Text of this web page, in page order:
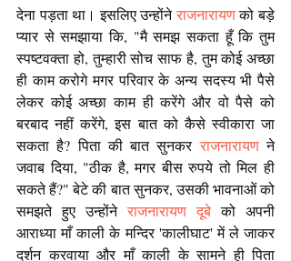
देना पड़ता था। इसलिए उन्होंने राजनारायण को बड़े
प्यार से समझाया कि, "मै समझ सकता हूँ कि तुम
स्पष्टवक्ता हो, तुम्हारी सोच साफ है, तुम कोई अच्छा
ही काम करोगे मगर परिवार के अन्य सदस्य भी पैसे
लेकर कोई अच्छा काम ही करेंगे और वो पैसे को
बरबाद नहीं करेंगे, इस बात को कैसे स्वीकारा जा
सकता है? पिता की बात सुनकर राजनारायण ने
जवाब दिया, "ठीक है, मगर बीस रुपये तो मिल ही
सकते हैं?" बेटे की बात सुनकर, उसकी भावनाओं को
समझते हुए उन्होंने राजनारायण दूबे को अपनी
आराध्या माँ काली के मन्दिर 'कालीघाट' में ले जाकर